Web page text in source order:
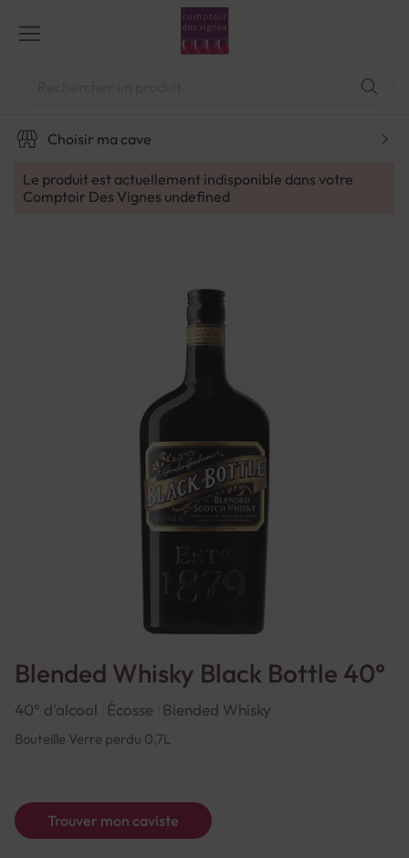
contenu
Choisir ma cave
Le produit est actuellement indisponible dans votre
Comptoir Des Vignes undefined
Blended Whisky Black Bottle 40°
40° d'alcool Écosse Blended Whisky
Bouteille Verre perdu 0,7L
Trouver mon caviste